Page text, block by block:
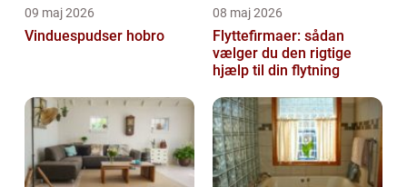
09 maj 2026
Vinduespudser hobro
08 maj 2026
Flyttefirmaer: sådan
vælger du den rigtige
hjælp til din flytning